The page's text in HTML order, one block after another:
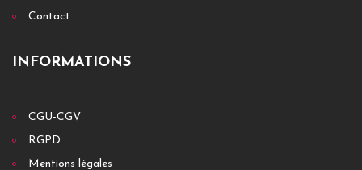
Contact
INFORMATIONS
CGU-CGV
RGPD
Mentions légales